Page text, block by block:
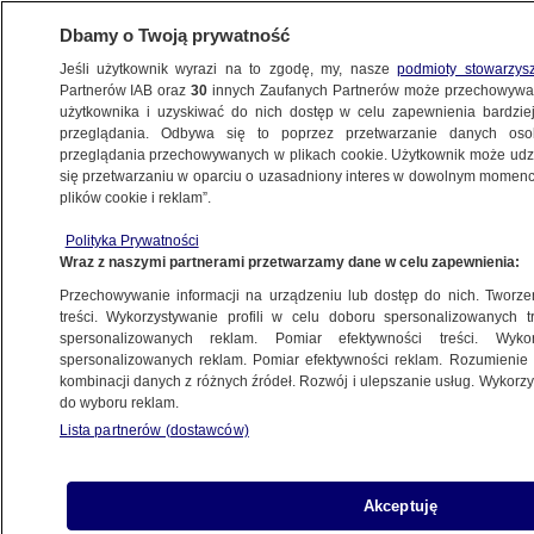
POLSKA
osobach". "Jego szczerość przybliża nas
do prawdy o aferze Pegasusa"
20.01.2022, 22:53
Udostępnij
Dbamy o Twoją prywatność
Jeśli użytkownik wyrazi na to zgodę, my, naszepodmioty
Partnerów IAB oraz30 innych Zaufanych Partnerów może
użytkownika i uzyskiwać do nich dostęp w celu zapewnienia
przeglądania. Odbywa się to poprzez przetwarzanie danych
przeglądania przechowywanych w plikach cookie. Użytkownik może
się przetwarzaniu w oparciu o uzasadniony interes w dowolnym
plików cookie i reklam”.
Polityka Prywatności
Wraz z naszymi partnerami przetwarzamy dane w celu zapewnienia:
Przechowywanie informacji na urządzeniu lub dostęp do nich.
treści. Wykorzystywanie profili w celu doboru spersonalizowanych
spersonalizowanych reklam. Pomiar efektywności treści.
spersonalizowanych reklam. Pomiar efektywności reklam.
kombinacji danych z różnych źródeł. Rozwój i ulepszanie usług.
do wyboru reklam.
Lista partnerów (dostawców)
Akceptuję